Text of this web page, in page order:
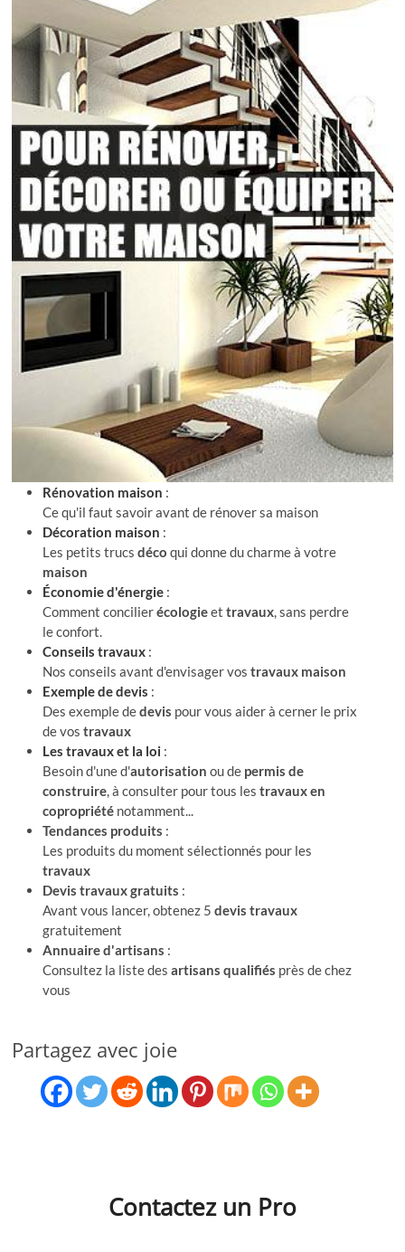
Rénovation maison :
Ce qu'il faut savoir avant de rénover sa maison
Décoration maison :
Les petits trucsdéco qui donne du charme à votre
maison
Économie d'énergie :
Comment concilierécologieettravaux, sans perdre
le confort.
Conseils travaux :
Nos conseils avant d'envisager vostravaux maison
Exemple de devis :
Des exemple dedevis pour vous aider à cerner le prix
de vostravaux
Les travaux et la loi :
Besoin d'une d'autorisation ou de permis de
construire, à consulter pour tous lestravaux en
copropriété notamment...
Tendances produits :
Les produits du moment sélectionnés pour les
travaux
Devis travaux gratuits :
Avant vous lancer, obtenez 5devis travaux
gratuitement
Annuaire d'artisans :
Consultez la liste desartisans qualifiés près de chez
vous
Partagez avec joie
Contactez un Pro